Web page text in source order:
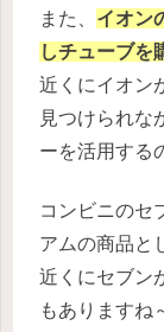
また、 イオン
しチューブを
近くにイオン
見つけられな
ーを活用する
コンビニのセ
アムの商品と
近くにセブン
もありますね